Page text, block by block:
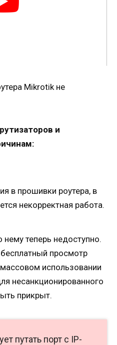
Mikrotik не
и
в прошивки роутера, в
некорректная работа.
нему теперь недоступно.
просмотр
использовании
несанкционированного
прикрыт.
путать порт с IP-